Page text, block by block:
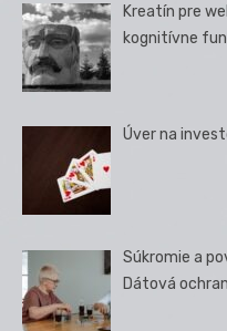
Kreatín pre
kognitívne
Úver na
Súkromie a
Dátová